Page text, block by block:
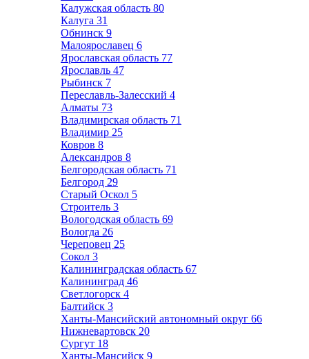
Калужская область 80
Калуга 31
Обнинск 9
Малоярославец 6
Ярославская область 77
Ярославль 47
Рыбинск 7
Переславль-Залесский 4
Алматы 73
Владимирская область 71
Владимир 25
Ковров 8
Александров 8
Белгородская область 71
Белгород 29
Старый Оскол 5
Строитель 3
Вологодская область 69
Вологда 26
Череповец 25
Сокол 3
Калининградская область 67
Калининград 46
Светлогорск 4
Балтийск 3
Ханты-Мансийский автономный округ 66
Нижневартовск 20
Сургут 18
Ханты-Мансийск 9